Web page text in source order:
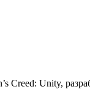
Unity,